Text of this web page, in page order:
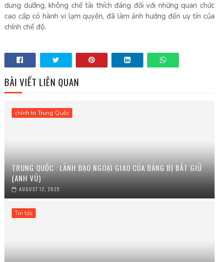
dung dưỡng, không chế tài thích đáng đối với những quan chức
cao cấp có hành vi lạm quyền, đã làm ảnh hưởng đến uy tín của
chính chế độ.
BÀI VIẾT LIÊN QUAN
chính trị Trung Quốc
TRUNG QUỐC : LÃNH ĐẠO NGOẠI GIAO CỦA ĐẢNG BỊ BẮT GIỮ
(ANH VŨ)
AUGUST 12, 2025
Tin tức